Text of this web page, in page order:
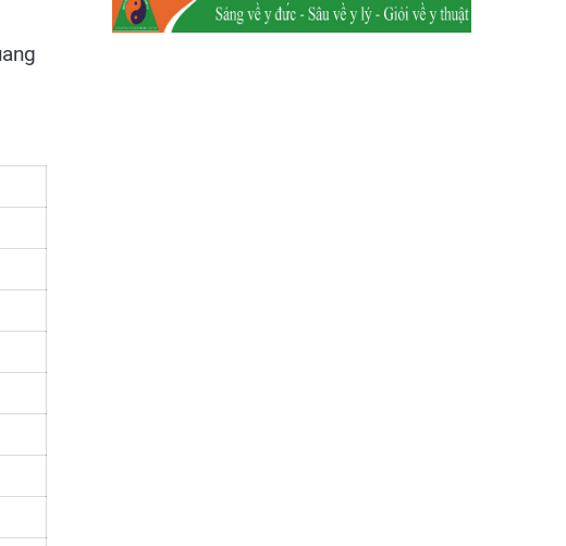
Xã Bản Xèo
Xã Bát Xát